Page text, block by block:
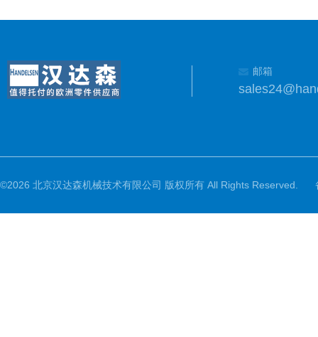
邮箱
©2026 北京汉达森机械技术有限公司 版权所有 All Rights Reserved.